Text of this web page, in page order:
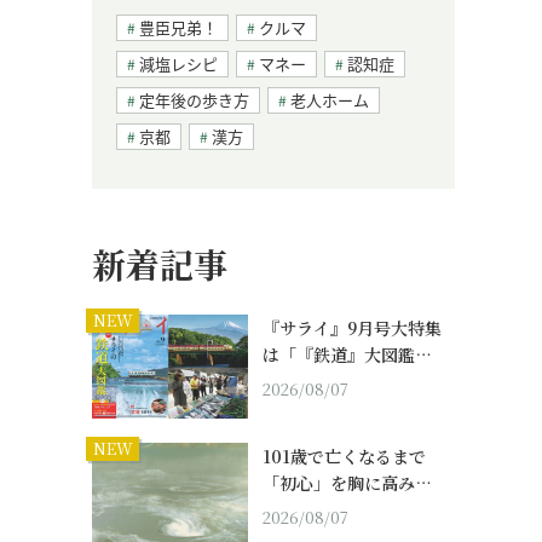
豊臣兄弟！
クルマ
減塩レシピ
マネー
認知症
定年後の歩き方
老人ホーム
京都
漢方
新着記事
NEW
『サライ』9月号大特集
は「『鉄道』大図鑑…
2026/08/07
NEW
101歳で亡くなるまで
「初心」を胸に高み…
2026/08/07